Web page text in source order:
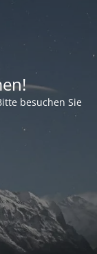
besuchen Sie